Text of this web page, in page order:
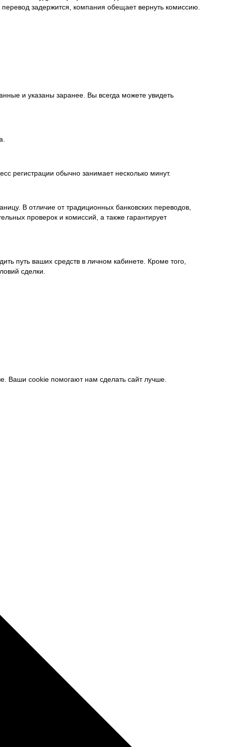
задержится, компания обещает вернуть комиссию.
и указаны заранее. Вы всегда можете увидеть
регистрации обычно занимает несколько минут.
В отличие от традиционных банковских переводов,
проверок и комиссий, а также гарантирует
путь ваших средств в личном кабинете. Кроме того,
сделки.
Ваши cookie помогают нам сделать сайт лучше.